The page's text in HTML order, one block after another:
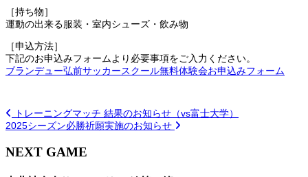
［持ち物］
運動の出来る服装・室内シューズ・飲み物
［申込方法］
下記のお申込みフォームより必要事項をご入力ください。
ブランデュー弘前サッカースクール無料体験会お申込みフォーム
トレーニングマッチ 結果のお知らせ（vs富士大学）
2025シーズン必勝祈願実施のお知らせ
NEXT GAME